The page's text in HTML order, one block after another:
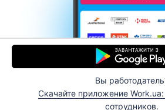
Вы
Скачайте приложение Work.ua:
сотрудников.
Новости Work.ua
Помощь
Условия использования
© 2006–2026 Work.ua. Сервис